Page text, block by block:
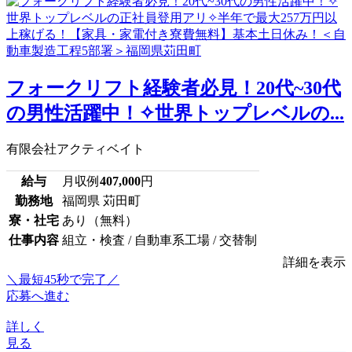
フォークリフト経験者必見！20代~30代
の男性活躍中！✧世界トップレベルの...
有限会社アクティベイト
給与 月収例 407,000円
勤務地
福岡県 苅田町
寮・社宅 あり（無料）
仕事内容 組立・検査 / 自動車系工場 / 交替制
詳細を表示
＼最短45秒で完了／
応募へ進む
詳しく
見る